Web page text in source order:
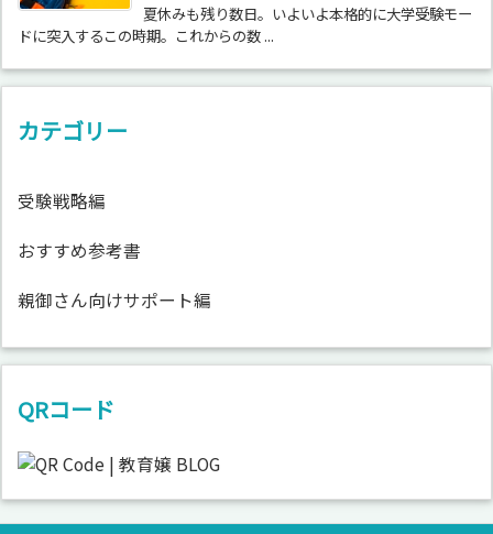
夏休みも残り数日。いよいよ本格的に大学受験モー
ドに突入するこの時期。これからの数 ...
カテゴリー
受験戦略編
おすすめ参考書
親御さん向けサポート編
QRコード